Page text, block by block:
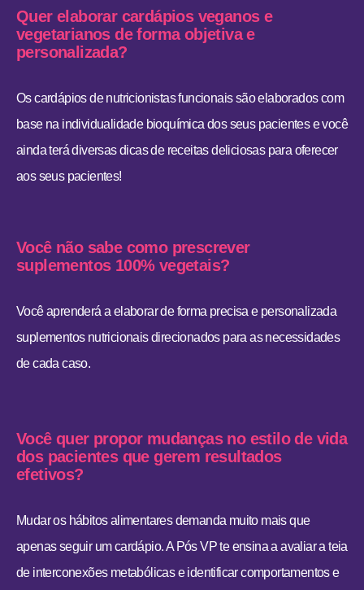
Quer elaborar cardápios veganos e
vegetarianos de forma objetiva e
personalizada?
Os cardápios de nutricionistas funcionais são elaborados com
base na individualidade bioquímica dos seus pacientes e você
ainda terá diversas dicas de receitas deliciosas para oferecer
aos seus pacientes!
Você não sabe como prescrever
suplementos 100% vegetais?
Você aprenderá a elaborar de forma precisa e personalizada
suplementos nutricionais direcionados para as necessidades
de cada caso.
Você quer propor mudanças no estilo de vida
dos pacientes que gerem resultados
efetivos?
Mudar os hábitos alimentares demanda muito mais que
apenas seguir um cardápio. A Pós VP te ensina a avaliar a teia
de interconexões metabólicas e identificar comportamentos e